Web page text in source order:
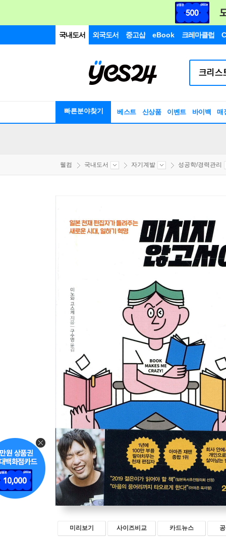
국내도서 외국도서 중고샵 eBook 크레마클럽
빠른분야찾기 베스트 신상품 이벤트 바이백 매
웰컴 국내도서 자기계발 성공학/경력관리
미리보기 사이즈비교 카드뉴스